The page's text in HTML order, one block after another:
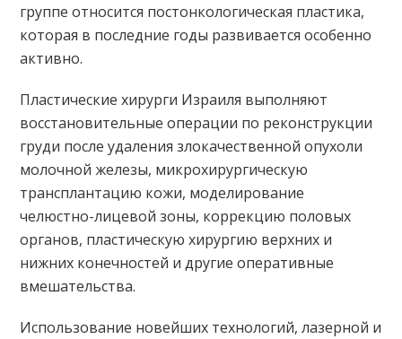
группе относится постонкологическая пластика,
которая в последние годы развивается особенно
активно.
Пластические хирурги Израиля выполняют
восстановительные операции по реконструкции
груди после удаления злокачественной опухоли
молочной железы, микрохирургическую
трансплантацию кожи, моделирование
челюстно-лицевой зоны, коррекцию половых
органов, пластическую хирургию верхних и
нижних конечностей и другие оперативные
вмешательства.
Использование новейших технологий, лазерной и